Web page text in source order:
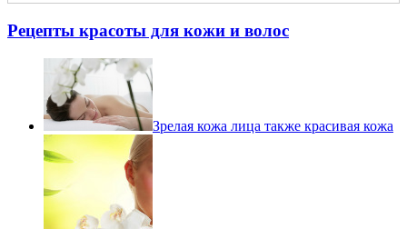
Рецепты красоты для кожи и волос
Зрелая кожа лица также красивая кожа